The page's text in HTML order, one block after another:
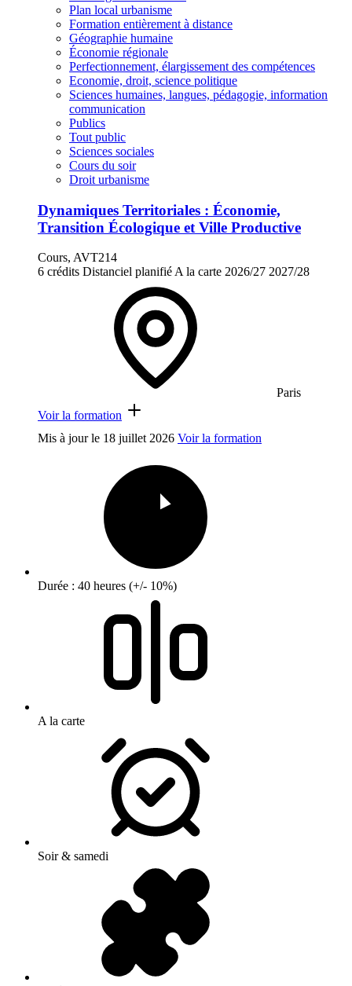
Plan local urbanisme
Formation entièrement à distance
Géographie humaine
Économie régionale
Perfectionnement, élargissement des compétences
Economie, droit, science politique
Sciences humaines, langues, pédagogie, information
communication
Publics
Tout public
Sciences sociales
Cours du soir
Droit urbanisme
Dynamiques Territoriales : Économie,
Transition Écologique et Ville Productive
Cours, AVT214
6 crédits Distanciel planifiéA la carte 2026/27 2027/28
Paris
Voir la formation
Mis à jour le 18 juillet 2026 Voir la formation
Durée : 40 heures (+/- 10%)
A la carte
Soir & samedi